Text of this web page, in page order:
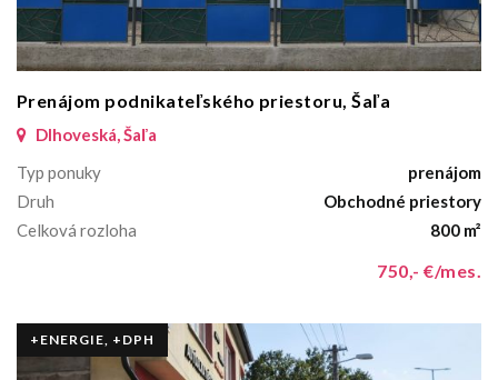
Prenájom podnikateľského priestoru, Šaľa
Dlhoveská, Šaľa
Typ ponuky
prenájom
Druh
Obchodné priestory
Celková rozloha
800 m²
750,- €/mes.
+ENERGIE, +DPH